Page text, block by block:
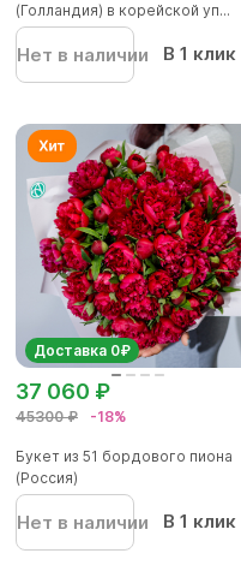
(Голландия) в корейской уп...
Нет в наличии В 1 клик
Доставка 0₽
45300 ₽ -18%
37 060 ₽
Букет из 51 бордового пиона
(Россия)
Нет в наличии В 1 клик